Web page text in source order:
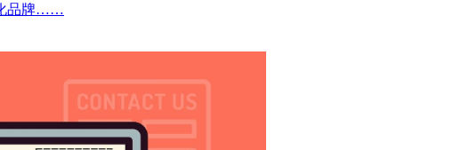
品牌……